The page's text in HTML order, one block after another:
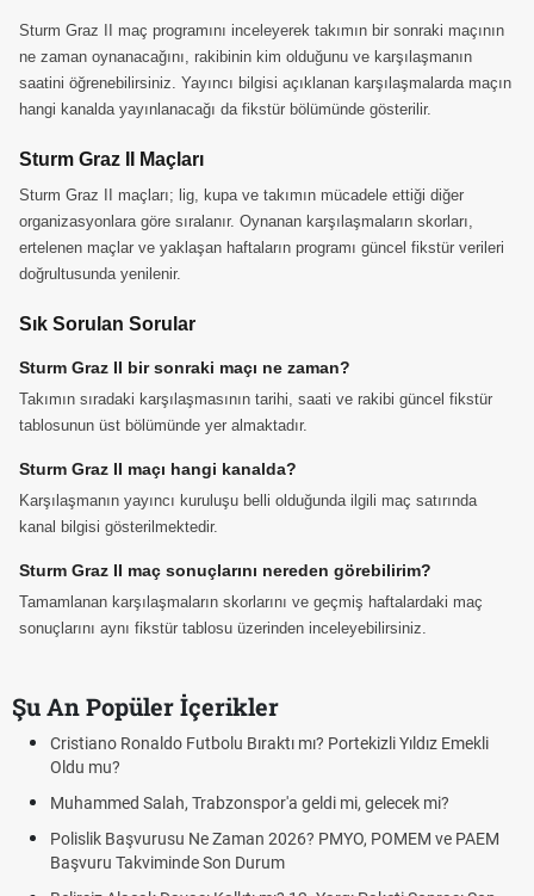
Sturm Graz II maç programını inceleyerek takımın bir sonraki maçının
ne zaman oynanacağını, rakibinin kim olduğunu ve karşılaşmanın
saatini öğrenebilirsiniz. Yayıncı bilgisi açıklanan karşılaşmalarda maçın
hangi kanalda yayınlanacağı da fikstür bölümünde gösterilir.
Sturm Graz II Maçları
Sturm Graz II maçları; lig, kupa ve takımın mücadele ettiği diğer
organizasyonlara göre sıralanır. Oynanan karşılaşmaların skorları,
ertelenen maçlar ve yaklaşan haftaların programı güncel fikstür verileri
doğrultusunda yenilenir.
Sık Sorulan Sorular
Sturm Graz II bir sonraki maçı ne zaman?
Takımın sıradaki karşılaşmasının tarihi, saati ve rakibi güncel fikstür
tablosunun üst bölümünde yer almaktadır.
Sturm Graz II maçı hangi kanalda?
Karşılaşmanın yayıncı kuruluşu belli olduğunda ilgili maç satırında
kanal bilgisi gösterilmektedir.
Sturm Graz II maç sonuçlarını nereden görebilirim?
Tamamlanan karşılaşmaların skorlarını ve geçmiş haftalardaki maç
sonuçlarını aynı fikstür tablosu üzerinden inceleyebilirsiniz.
Şu An Popüler İçerikler
mı? Portekizli Yıldız Emekli
geldi mi, gelecek mi?
2026? PMYO, POMEM ve PAEM
Steam Yaz İndirimleri Ne
Manifest Londra'ya mı